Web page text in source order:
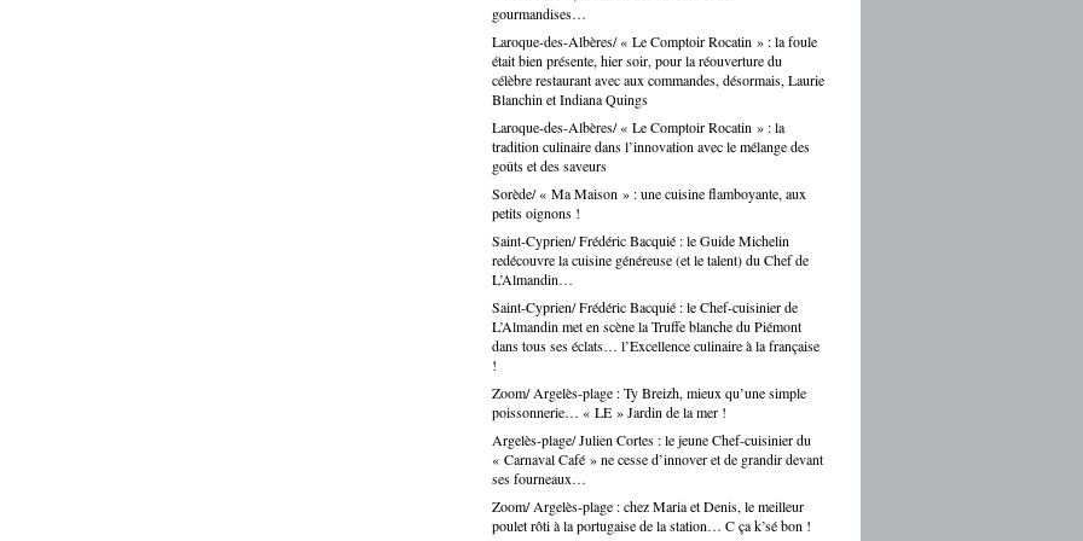
gourmandises…
Laroque-des-Albères/ « Le Comptoir Rocatin » : la foule
était bien présente, hier soir, pour la réouverture du
célèbre restaurant avec aux commandes, désormais, Laurie
Blanchin et Indiana Quings
Laroque-des-Albères/ « Le Comptoir Rocatin » : la
tradition culinaire dans l’innovation avec le mélange des
goûts et des saveurs
Sorède/ « Ma Maison » : une cuisine flamboyante, aux
petits oignons !
Saint-Cyprien/ Frédéric Bacquié : le Guide Michelin
redécouvre la cuisine généreuse (et le talent) du Chef de
L’Almandin…
Saint-Cyprien/ Frédéric Bacquié : le Chef-cuisinier de
L’Almandin met en scène la Truffe blanche du Piémont
dans tous ses éclats… l’Excellence culinaire à la française
!
Zoom/ Argelès-plage : Ty Breizh, mieux qu’une simple
poissonnerie… « LE » Jardin de la mer !
Argelès-plage/ Julien Cortes : le jeune Chef-cuisinier du
« Carnaval Café » ne cesse d’innover et de grandir devant
ses fourneaux…
Zoom/ Argelès-plage : chez Maria et Denis, le meilleur
poulet rôti à la portugaise de la station… C ça k’sé bon !